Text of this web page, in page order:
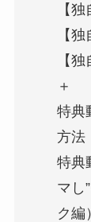
【
【
【
＋
特典
方法
特典
マし
ク編）